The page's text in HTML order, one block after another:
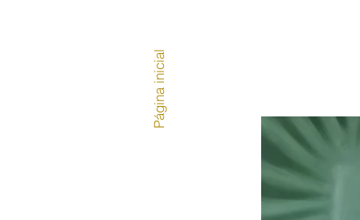
Página inicial